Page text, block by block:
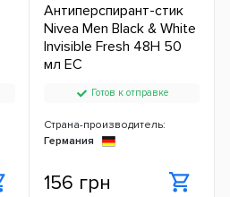
Антиперспирант-стик
Nivea Men Black & White
Invisible Fresh 48H 50
мл ЕС
Готов к отправке
Страна-производитель:
Германия
156 грн